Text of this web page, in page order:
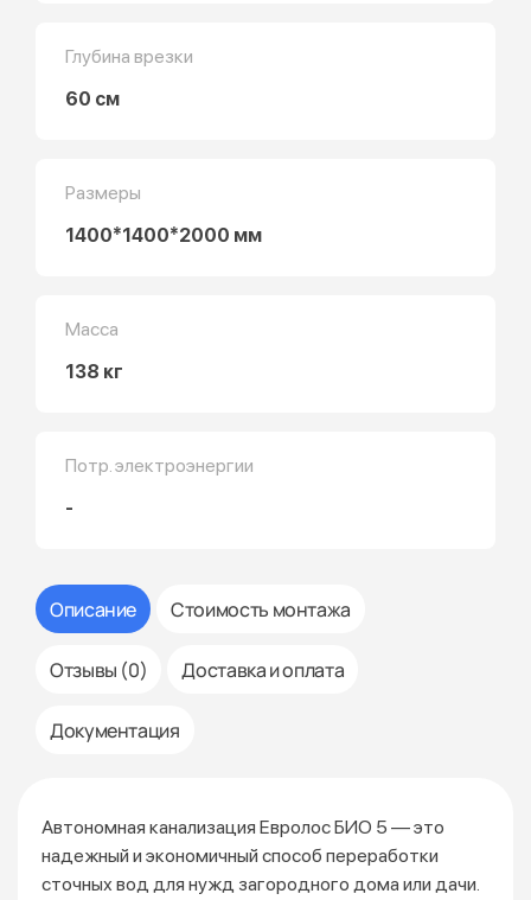
Глубина врезки
60 см
Размеры
1400*1400*2000 мм
Масса
138 кг
Потр. электроэнергии
-
Описание Стоимость монтажа
Отзывы (0) Доставка и оплата
Документация
Автономная канализация Евролос БИО 5 — это
надежный и экономичный способ переработки
сточных вод для нужд загородного дома или дачи.